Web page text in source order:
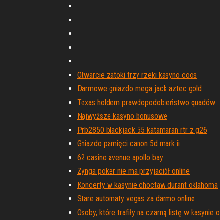
Otwarcie zatoki trzy rzeki kasyno coos
Darmowe gniazdo mega jack aztec gold
Texas holdem prawdopodobieństwo quadów
Najwyższe kasyno bonusowe
Prb2850 blackjack 55 katamaran rtr z g26
Gniazdo pamięci canon 5d mark ii
62 casino avenue apollo bay
Zynga poker nie ma przyjaciół online
Koncerty w kasynie choctaw durant oklahoma
Stare automaty vegas za darmo online
Osoby, które trafiły na czarną listę w kasynie